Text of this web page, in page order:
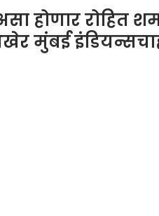
होणार रोहित
मुंबई